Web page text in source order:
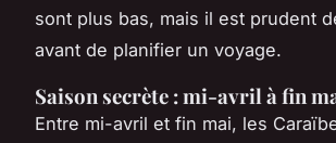
sont plus bas, mais il est prudent
avant de planifier un voyage.
Saison secrète : mi-avril à fin
Entre mi-avril et fin mai, les